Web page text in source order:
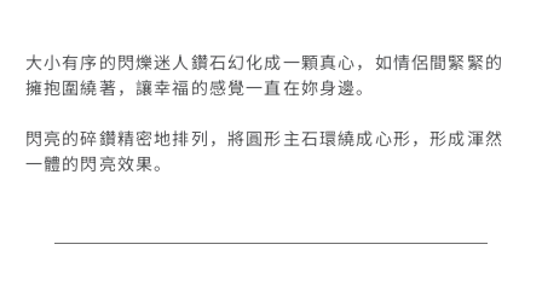
大小有序的閃爍迷人鑽石幻化成一顆真心，如情侶間緊緊的
擁抱圍繞著，讓幸福的感覺一直在妳身邊。
閃亮的碎鑽精密地排列，將圓形主石環繞成心形，形成渾然